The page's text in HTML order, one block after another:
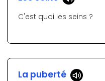
C'est quoi les seins ?
La puberté